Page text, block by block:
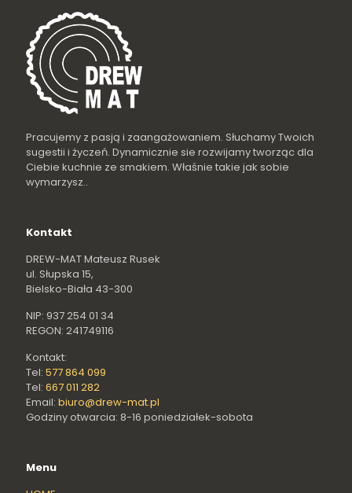
Pracujemy z pasją i zaangażowaniem. Słuchamy Twoich
sugestii i życzeń. Dynamicznie sie rozwijamy tworząc dla
Ciebie kuchnie ze smakiem. Właśnie takie jak sobie
wymarzysz..
Kontakt
DREW-MAT Mateusz Rusek
ul. Słupska 15,
Bielsko-Biała 43-300
NIP: 937 254 01 34
REGON: 241749116
Kontakt:
Tel: 577 864 099
Tel: 667 011 282
Email: biuro@drew-mat.pl
Godziny otwarcia: 8-16 poniedziałek-sobota
Menu